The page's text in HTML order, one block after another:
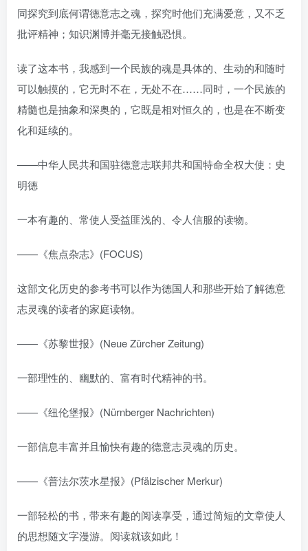
同探究到底何谓德意志之魂，探究时他们充满爱意，又不乏
批评精神；知识渊博并毫无接触恐惧。
读了这本书，我感到一个民族的魂是具体的、生动的和随时
可以触摸的，它无时不在，无处不在……同时，一个民族的
精髓也是抽象和深奥的，它既是相对恒久的，也是在不断变
化和延续的。
——中华人民共和国驻德意志联邦共和国特命全权大使：史
明德
一本有趣的、常使人受益匪浅的、令人信服的读物。
——《焦点杂志》(FOCUS)
这部文化历史的参考书可以作为德国人和那些开始了解德意
志灵魂的读者的家庭读物。
——《苏黎世报》(Neue Zürcher Zeitung)
一部理性的、幽默的、富有时代精神的书。
——《纽伦堡报》(Nürnberger Nachrichten)
一部信息丰富并且愉快有趣的德意志灵魂的历史。
——《普法尔茨水星报》(Pfälzischer Merkur)
一部轻松的书，带来有趣的阅读享受，通过简短的文章使人
的思想随文字漫游。阅读就该如此！